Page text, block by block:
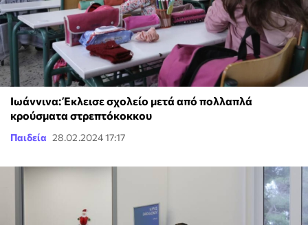
Ιωάννινα: Έκλεισε σχολείο μετά από πολλαπλά
κρούσματα στρεπτόκοκκου
Παιδεία 28.02.2024 17:17